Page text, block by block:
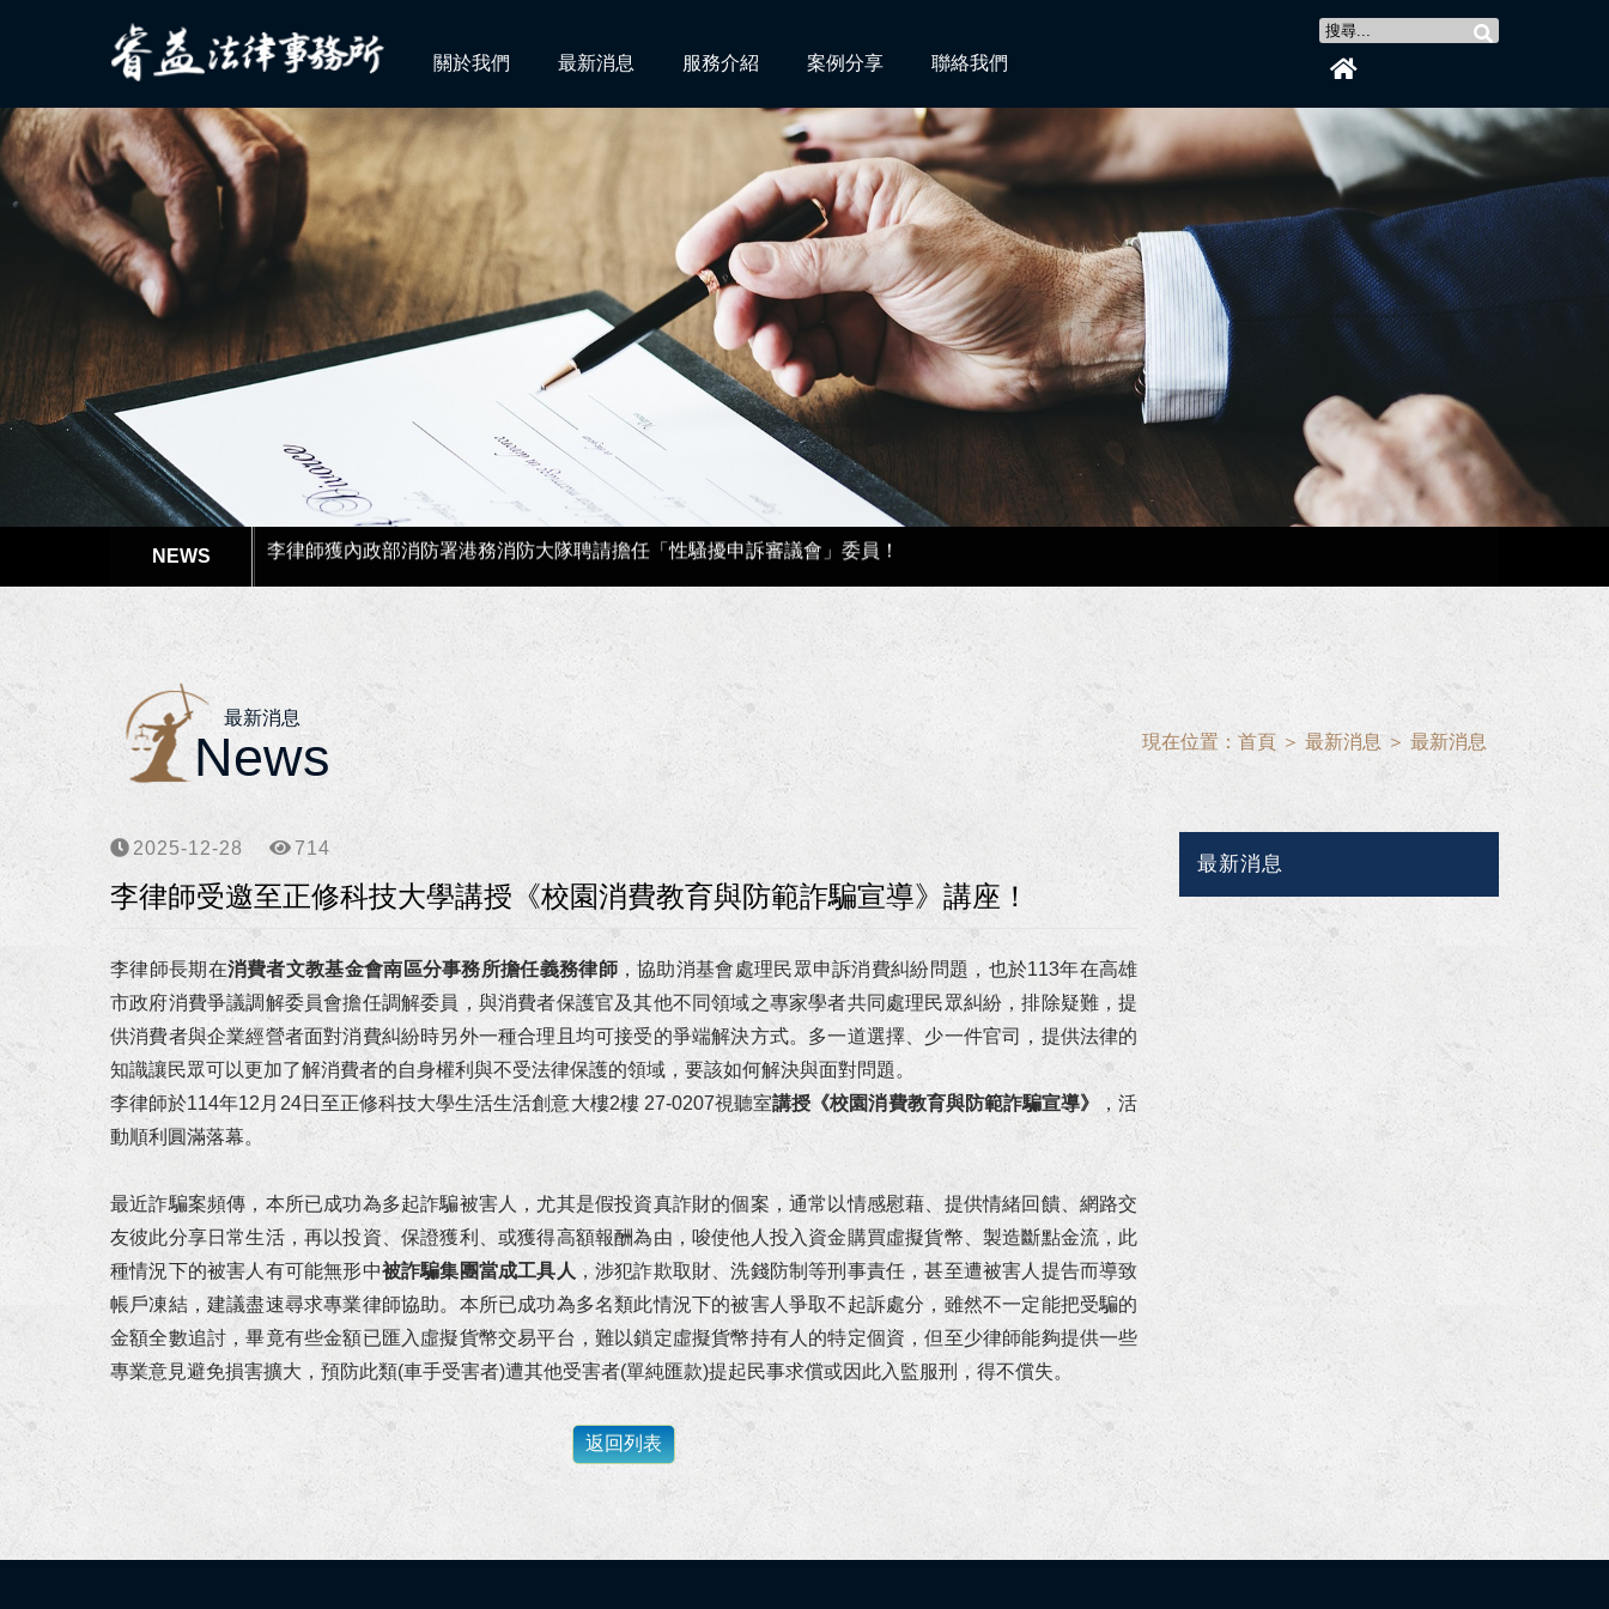
關於我們 最新消息 服務介紹 案例分享 聯絡我們
狂賀！本所代理郭○英女士被訴請求損害賠償事件獲高雄地院全部勝訴判決！
李律師獲內政部消防署港務消防大隊聘請擔任「性騷擾申訴審議會」委員！
本所代理高市府水利局履約爭議調解獲得最有利結果!
本所協助楊女士涉犯偽造文書等案件獲屏東地檢署不起訴處分書！
狂賀！本所獲高雄市政府原住民族事務委員會獲聘為法律顧問！
狂賀！李律師獲聘為南部科學園區管理局第七屆勞資爭議調解委員！
狂賀！李律師獲聘為高雄市政府勞工局第6屆勞資爭議仲裁委員及仲裁人！
狂賀！本所協助向小姐涉犯詐欺、洗錢等案獲高雄地檢署不起訴處分！
狂賀！本所協助柯00員警等四人涉犯強制罪等案獲高雄地方檢察署不起訴處分確定！
李律師獲海洋委員會海巡署東南沙分署聘任為國家賠償事件處理小組委員！
李律師獲高雄市政府警察局聘任為法律諮詢委員！
狂賀！本所協助朱先生請求確認僱傭關係存在事件獲高雄地院勝訴判決！
狂賀！本所協助張先生因車禍案件受傷獲得合理且滿意的損害賠償！
狂賀！本所代理華南銀行損害賠償事件獲橋頭地院勝訴判決！
狂賀！本所協助馬吳女士涉犯貪污治罪條例等案件獲屏檢不起訴處分！
狂賀！本所協助陳小姐涉犯侵占、偽造文書等罪獲高雄地檢不起訴處分！
狂賀！本所代理宜○有限公司請求給付工程款事件獲橋頭地院勝訴判決定讞！
狂賀！本所協助陳先生涉犯政府採購法借牌投標罪獲屏東地院無罪判決！
狂賀！本所代理富邦人壽請求給付保險金事件獲臺南地院勝訴判決！
最新消息
News 現在位置： 首頁 ＞ 最新消息 ＞ 最新消息
最新消息
2025-12-28 714
李律師受邀至正修科技大學講授《校園消費教育與防範詐騙宣導》講座！
李律師長期在消費者文教基金會南區分事務所擔任義務律師，協助消基會處理民眾申訴消費糾紛問題，也於113年在高雄
市政府消費爭議調解委員會擔任調解委員，與消費者保護官及其他不同領域之專家學者共同處理民眾糾紛，排除疑難，提
供消費者與企業經營者面對消費糾紛時另外一種合理且均可接受的爭端解決方式。多一道選擇、少一件官司，提供法律的
知識讓民眾可以更加了解消費者的自身權利與不受法律保護的領域，要該如何解決與面對問題。
李律師於114年12月24日至正修科技大學生活生活創意大樓2樓 27-0207視聽室講授《校園消費教育與防範詐騙宣導》
，活
動順利圓滿落幕。
最近詐騙案頻傳，本所已成功為多起詐騙被害人，尤其是假投資真詐財的個案，通常以情感慰藉、提供情緒回饋、網路交
友彼此分享日常生活，再以投資、保證獲利、或獲得高額報酬為由，唆使他人投入資金購買虛擬貨幣、製造斷點金流，此
種情況下的被害人有可能無形中被詐騙集團當成工具人 ，涉犯詐欺取財、洗錢防制等刑事責任，甚至遭被害人提告而導致
帳戶凍結，建議盡速尋求專業律師協助。本所已成功為多名類此情況下的被害人爭取不起訴處分，雖然不一定能把受騙的
金額全數追討，畢竟有些金額已匯入虛擬貨幣交易平台，難以鎖定虛擬貨幣持有人的特定個資，但至少律師能夠提供一些
專業意見避免損害擴大，預防此類(車手受害者)遭其他受害者(單純匯款)提起民事求償或因此入監服刑，得不償失。